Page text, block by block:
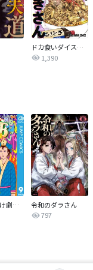
ドカ食いダイスキ！ もちづきさん
1,390
増田こうすけ劇場 ギャグマンガ日和GB
令和のダラさん
797